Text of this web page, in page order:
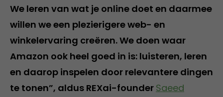
We leren van wat je online doet en daarmee
willen we een plezierigere web- en
winkelervaring creëren. We doen waar
Amazon ook heel goed in is: luisteren, leren
en daarop inspelen door relevantere dingen
te tonen”, aldus REXai-founder Saeed